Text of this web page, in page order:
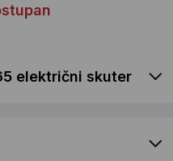
električni skuter